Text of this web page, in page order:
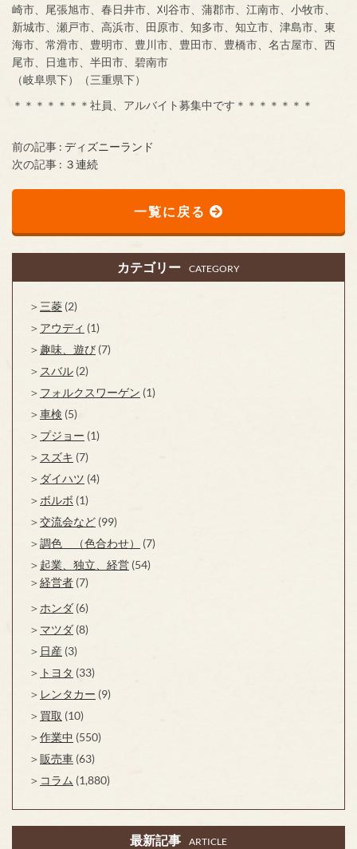
崎市、尾張旭市、春日井市、刈谷市、蒲郡市、江南市、小牧市、
新城市、瀬戸市、高浜市、田原市、知多市、知立市、津島市、東
海市、常滑市、豊明市、豊川市、豊田市、豊橋市、名古屋市、西
尾市、日進市、半田市、碧南市
（岐阜県下）（三重県下）
＊＊＊＊＊＊＊社員、アルバイト募集中です＊＊＊＊＊＊＊
前の記事 : ディズニーランド
次の記事 : ３連続
一覧に戻る
カテゴリー CATEGORY
三菱 (2)
アウディ (1)
趣味、遊び (7)
スバル (2)
フォルクスワーゲン (1)
車検 (5)
プジョー (1)
スズキ (7)
ダイハツ (4)
ボルボ (1)
交流会など (99)
調色 （色合わせ）
(7)
起業、独立、経営 (54)
経営者 (7)
ホンダ (6)
マツダ (8)
日産 (3)
トヨタ (33)
レンタカー (9)
買取 (10)
作業中 (550)
販売車 (63)
コラム (1,880)
最新記事 ARTICLE